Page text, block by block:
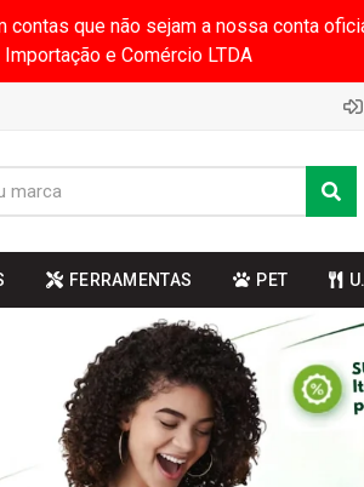
que não sejam a nossa conta
Importação e Comércio LTDA
FERRAMENTAS PET